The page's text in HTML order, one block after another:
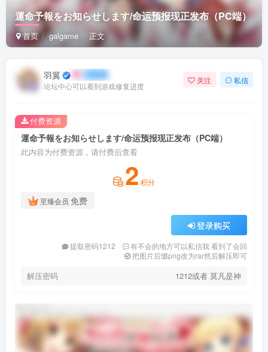
運命予報をお知らせします/命运预报现正发布（PC端）
首页 galgame 正文
羽翼
论坛中心可以看到游戏修复进度
关注 私信
運命予報をお知らせします/命运预报现正发布（PC端）
此内容为付费资源，请付费后查看
2 积分
至臻会员 免费
登录购买
提取密码1212
有不会的地方可以私信我 看到了会回
把图片后缀png改为rar然后解压即可
解压密码 1212或者 莫凡是神
付费资源